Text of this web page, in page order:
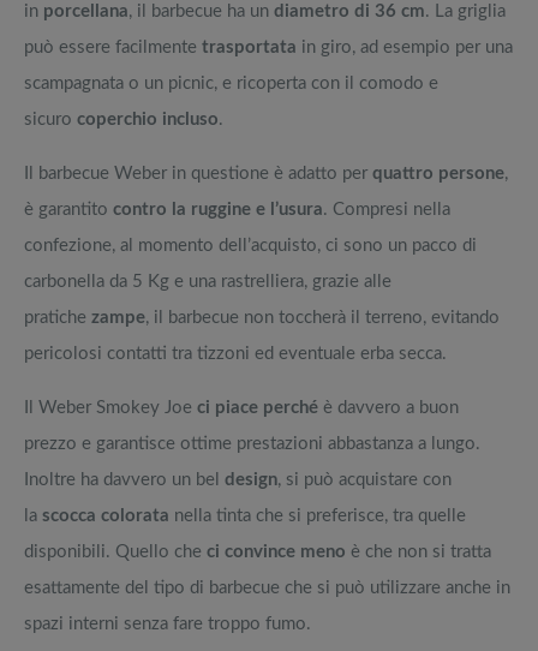
in porcellana, il barbecue ha un diametro di 36 cm. La griglia
può essere facilmente trasportata in giro, ad esempio per una
scampagnata o un picnic, e ricoperta con il comodo e
sicuro coperchio incluso.
Il barbecue Weber in questione è adatto per quattro persone,
è garantito contro la ruggine e l’usura. Compresi nella
confezione, al momento dell’acquisto, ci sono un pacco di
carbonella da 5 Kg e una rastrelliera, grazie alle
pratiche zampe, il barbecue non toccherà il terreno, evitando
pericolosi contatti tra tizzoni ed eventuale erba secca.
Il Weber Smokey Joe ci piace perché è davvero a buon
prezzo e garantisce ottime prestazioni abbastanza a lungo.
Inoltre ha davvero un bel design, si può acquistare con
la scocca colorata nella tinta che si preferisce, tra quelle
disponibili. Quello che ci convince meno è che non si tratta
esattamente del tipo di barbecue che si può utilizzare anche in
spazi interni senza fare troppo fumo.